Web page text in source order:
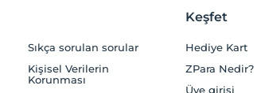
Sıkça sorulan sorular
Kişisel Verilerin
Korunması
Keşfet
Hediye Kart
ZPara Nedir?
Üye girişi